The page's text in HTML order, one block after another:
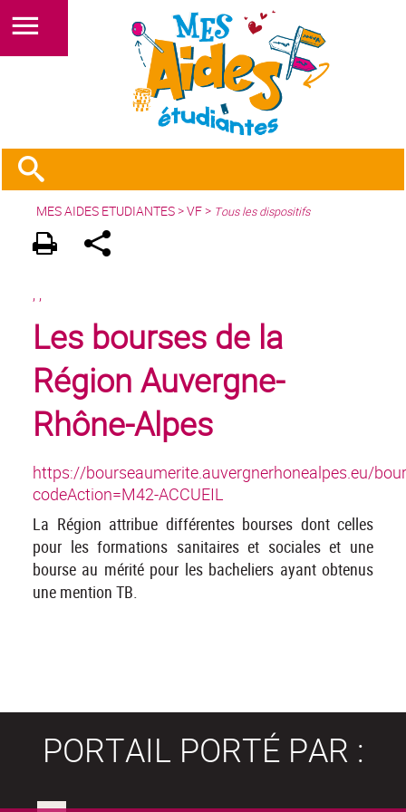
MES AIDES ETUDIANTES>VF> Tous les dispositifs
, ,
Les bourses de la
Région Auvergne-
Rhône-Alpes
https://bourseaumerite.auvergnerhonealpes.eu/
codeAction=M42-ACCUEIL
La Région attribue différentes bourses dont celles
pour les formations sanitaires et sociales et une
bourse au mérité pour les bacheliers ayant obtenus
une mention TB.
PORTAIL PORTÉ PAR :